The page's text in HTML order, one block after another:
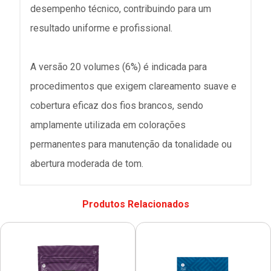
desempenho técnico, contribuindo para um
resultado uniforme e profissional.
A versão 20 volumes (6%) é indicada para
procedimentos que exigem clareamento suave e
cobertura eficaz dos fios brancos, sendo
amplamente utilizada em colorações
permanentes para manutenção da tonalidade ou
abertura moderada de tom.
Produtos Relacionados